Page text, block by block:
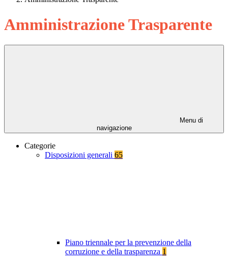
Amministrazione Trasparente
Menu di
navigazione
Categorie
Disposizioni generali 65
Piano triennale per la prevenzione della
corruzione e della trasparenza 1